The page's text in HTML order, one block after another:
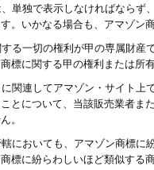
単独で表示しなければなら
。いかなる場合も、アマゾン
る一切の権利が甲の専属財
標に関する甲の権利または所
関連してアマゾン・サイト
とについて、当該販売業者ま
。
においても、アマゾン商標
標に紛らわしいほど類似する